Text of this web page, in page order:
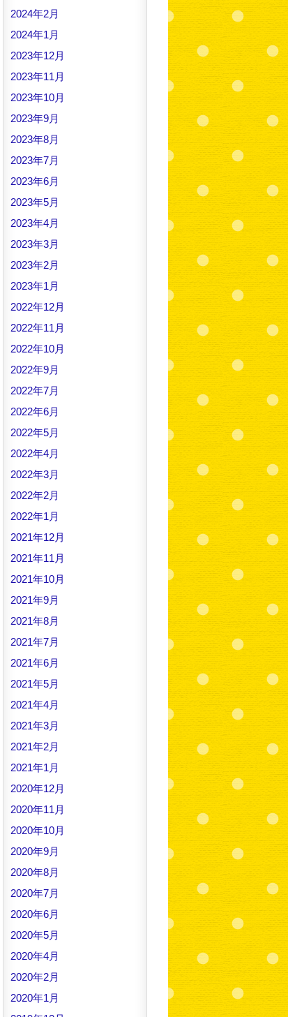
2024年2月
2024年1月
2023年12月
2023年11月
2023年10月
2023年9月
2023年8月
2023年7月
2023年6月
2023年5月
2023年4月
2023年3月
2023年2月
2023年1月
2022年12月
2022年11月
2022年10月
2022年9月
2022年7月
2022年6月
2022年5月
2022年4月
2022年3月
2022年2月
2022年1月
2021年12月
2021年11月
2021年10月
2021年9月
2021年8月
2021年7月
2021年6月
2021年5月
2021年4月
2021年3月
2021年2月
2021年1月
2020年12月
2020年11月
2020年10月
2020年9月
2020年8月
2020年7月
2020年6月
2020年5月
2020年4月
2020年2月
2020年1月